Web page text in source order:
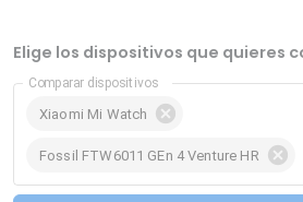
Elige los dispositivos que quieres
Comparar dispositivos
Xiaomi Mi Watch
Fossil FTW6011 GEn 4 Venture HR